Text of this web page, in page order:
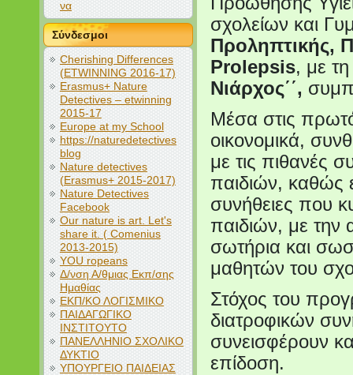
να
Σύνδεσμοι
Cherishing Differences
(ETWINNING 2016-17)
Erasmus+ Nature
Detectives – etwinning
2015-17
Europe at my School
https://naturedetectives
blog
Nature detectives
(Erasmus+ 2015-2017)
Nature Detectives
Facebook
Our nature is art. Let's
share it. ( Comenius
2013-2015)
YOU ropeans
Δ/νση Α/θμιας Εκπ/σης
Ημαθίας
ΕΚΠ/ΚΟ ΛΟΓΙΣΜΙΚΟ
ΠΑΙΔΑΓΩΓΙΚΟ
ΙΝΣΤΙΤΟΥΤΟ
ΠΑΝΕΛΛΗΝΙΟ ΣΧΟΛΙΚΟ
ΔΥΚΤΙΟ
ΥΠΟΥΡΓΕΙΟ ΠΑΙΔΕΙΑΣ
σχολείων και
Προληπτικής,
Prolepsis, με
Νιάρχος΄΄,
Μέσα στις
οικονομικά,
με τις πιθανές
παιδιών, καθώς
συνήθειες που
παιδιών, με την
σωτήρια και
μαθητών του
Στόχος του
διατροφικών
συνεισφέρουν
επίδοση.